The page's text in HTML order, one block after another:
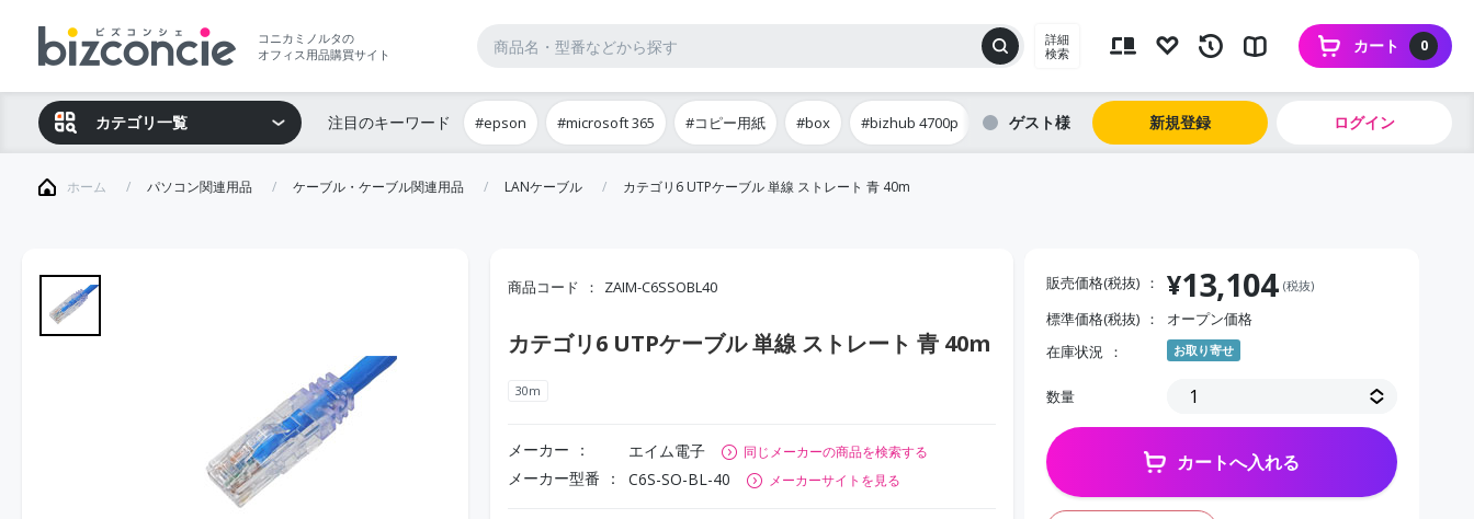
コニカミノルタの
オフィス用品購買サイト
詳細
検索
0
カート
カテゴリ一覧 注目のキーワード #epson #microsoft 365 #コピー用紙 #box #bizhub 4700p ゲスト 新規登録 ログイン
ホーム パソコン関連用品 ケーブル・ケーブル関連用品 LANケーブル カテゴリ6 UTPケーブル 単線 ストレート 青 40m
商品コード ZAIM-C6SSOBL40
カテゴリ6 UTPケーブル 単線 ストレート 青 40m
30m
メーカー エイム電子 同じメーカーの商品を検索する
メーカー型番 C6S-SO-BL-40 メーカーサイトを見る
販売価格(税抜) ¥13,104 (税抜)
標準価格(税抜)
オープン価格
在庫状況
お取り寄せ
数量
カートへ入れる